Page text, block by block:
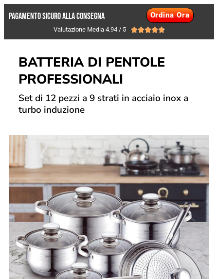
PAGAMENTO SICURO ALLA CONSEGNA Ordina Ora
Valutazione Media 4.94 / 5 
BATTERIA DI PENTOLE
PROFESSIONALI
Set di 12 pezzi a 9 strati in acciaio inox a
turbo induzione